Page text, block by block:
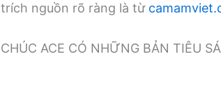
trích nguồn rõ ràng là từ
CHÚC ACE CÓ NHỮNG BẢN TIÊU